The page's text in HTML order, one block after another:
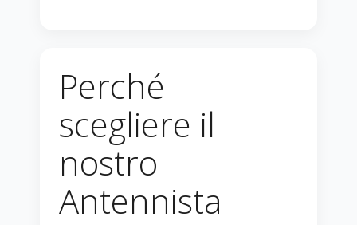
Perché
scegliere il
nostro
Antennista